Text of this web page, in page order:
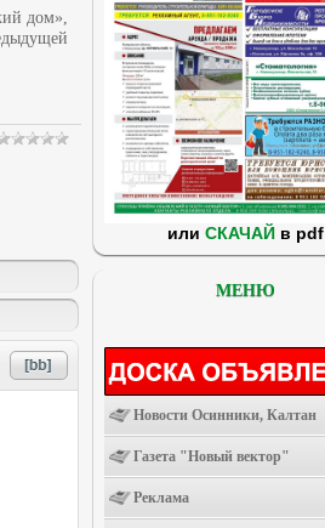
дом»,
или СКАЧАЙв pdf
МЕНЮ
Новости Осинники, Калтан
Газета "Новый вектор"
Реклама